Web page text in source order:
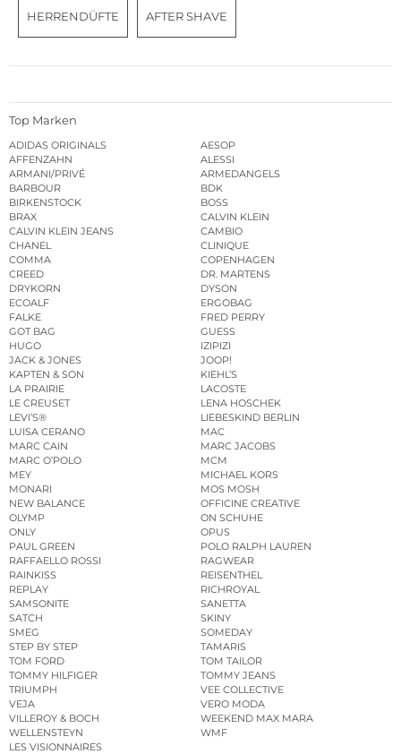
HERRENDÜFTE AFTER SHAVE
Top Marken
ADIDAS ORIGINALS
AESOP
AFFENZAHN
ALESSI
ARMANI/PRIVÉ
ARMEDANGELS
BARBOUR
BDK
BIRKENSTOCK
BOSS
BRAX
CALVIN KLEIN
CALVIN KLEIN JEANS
CAMBIO
CHANEL
CLINIQUE
COMMA
COPENHAGEN
CREED
DR. MARTENS
DRYKORN
DYSON
ECOALF
ERGOBAG
FALKE
FRED PERRY
GOT BAG
GUESS
HUGO
IZIPIZI
JACK & JONES
JOOP!
KAPTEN & SON
KIEHL’S
LA PRAIRIE
LACOSTE
LE CREUSET
LENA HOSCHEK
LEVI’S®
LIEBESKIND BERLIN
LUISA CERANO
MAC
MARC CAIN
MARC JACOBS
MARC O’POLO
MCM
MEY
MICHAEL KORS
MONARI
MOS MOSH
NEW BALANCE
OFFICINE CREATIVE
OLYMP
ON SCHUHE
ONLY
OPUS
PAUL GREEN
POLO RALPH LAUREN
RAFFAELLO ROSSI
RAGWEAR
RAINKISS
REISENTHEL
REPLAY
RICHROYAL
SAMSONITE
SANETTA
SATCH
SKINY
SMEG
SOMEDAY
STEP BY STEP
TAMARIS
TOM FORD
TOM TAILOR
TOMMY HILFIGER
TOMMY JEANS
TRIUMPH
VEE COLLECTIVE
VEJA
VERO MODA
VILLEROY & BOCH
WEEKEND MAX MARA
WELLENSTEYN
WMF
LES VISIONNAIRES